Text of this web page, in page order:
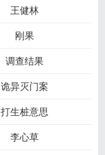
王健林
刚果
调查结果
诡异灭门案
打生桩意思
李心草